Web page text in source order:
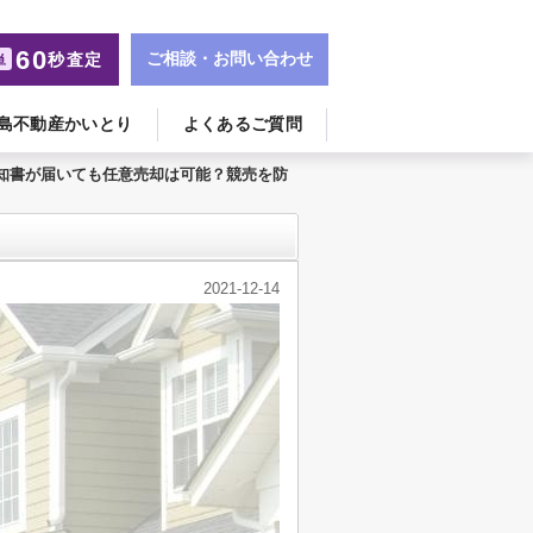
不動産かいとり よくあるご質問
60秒査定 ご相談・お問い合わせ
書が届いても任意売却は可能？競売を防
2021-12-14